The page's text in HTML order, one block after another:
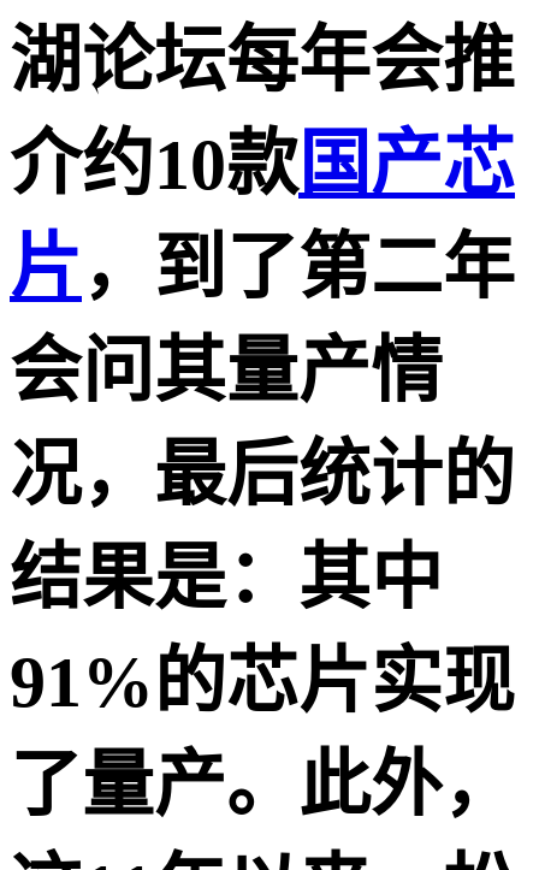
湖论坛每年会推
介约10款国产芯
片，到了第二年
会问其量产情
况，最后统计的
结果是：其中
91%的芯片实现
了量产。此外，